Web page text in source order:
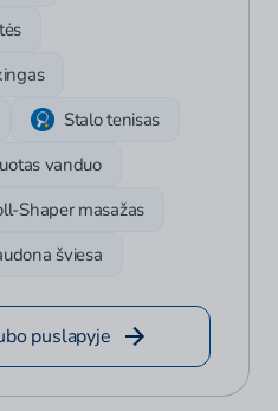
Stalo tenisas
vanduo
Shaper masažas
šviesa
puslapyje